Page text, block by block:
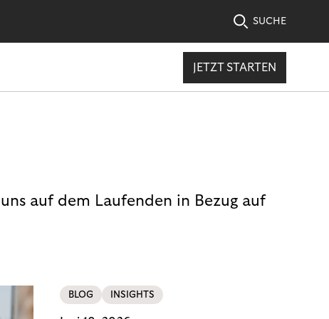
SUCHE
JETZT STARTEN
auf dem Laufenden in Bezug auf
BLOG INSIGHTS